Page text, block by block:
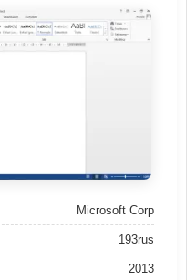
Microsoft Corp
193rus
2013